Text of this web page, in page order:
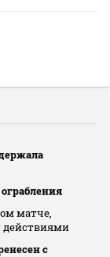
матче,
действиями
с